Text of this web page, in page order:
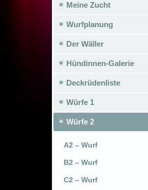
Meine Zucht
Wurfplanung
Der Wäller
Hündinnen-Galerie
Deckrüdenliste
Würfe 1
Würfe 2
A2 – Wurf
B2 – Wurf
C2 – Wurf